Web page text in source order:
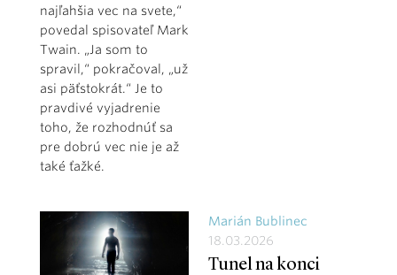
najľahšia vec na svete,“
povedal spisovateľ Mark
Twain. „Ja som to
spravil,“ pokračoval, „už
asi päťstokrát.“ Je to
pravdivé vyjadrenie
toho, že rozhodnúť sa
pre dobrú vec nie je až
také ťažké.
Marián Bublinec
18.03.2026
Tunel na konci